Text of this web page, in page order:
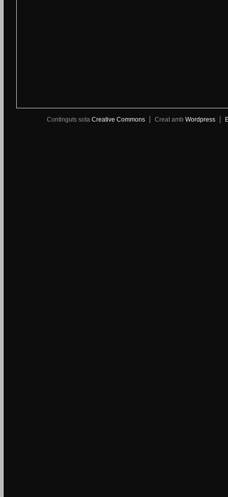
Continguts sota Creative Commons Creat amb Wordpress